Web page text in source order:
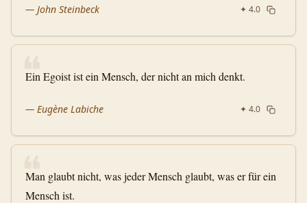
— John Steinbeck ✦ 4.0
❝
Ein Egoist ist ein Mensch, der nicht an mich denkt.
— Eugène Labiche ✦ 4.0
❝
Man glaubt nicht, was jeder Mensch glaubt, was er für ein
Mensch ist.